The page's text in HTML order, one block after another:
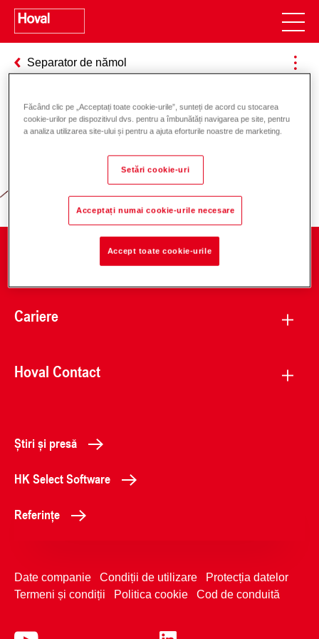
Separator de nămol
Responsabilitate pentru energie și
mediu
Cariere
Hoval Contact
Știri și presă
HK Select Software
Referințe
Date companie Condiții de utilizare
Protecția datelor
Termeni și condiții
Politica cookie Cod de conduită
Făcând clic pe „Acceptați toate cookie-urile”, sunteți de acord cu stocarea
cookie-urilor pe dispozitivul dvs. pentru a îmbunătăți navigarea pe site, pentru
a analiza utilizarea site-ului și pentru a ajuta eforturile noastre de marketing.
Setări cookie-uri
Acceptați numai cookie-urile necesare
Accept toate cookie-urile